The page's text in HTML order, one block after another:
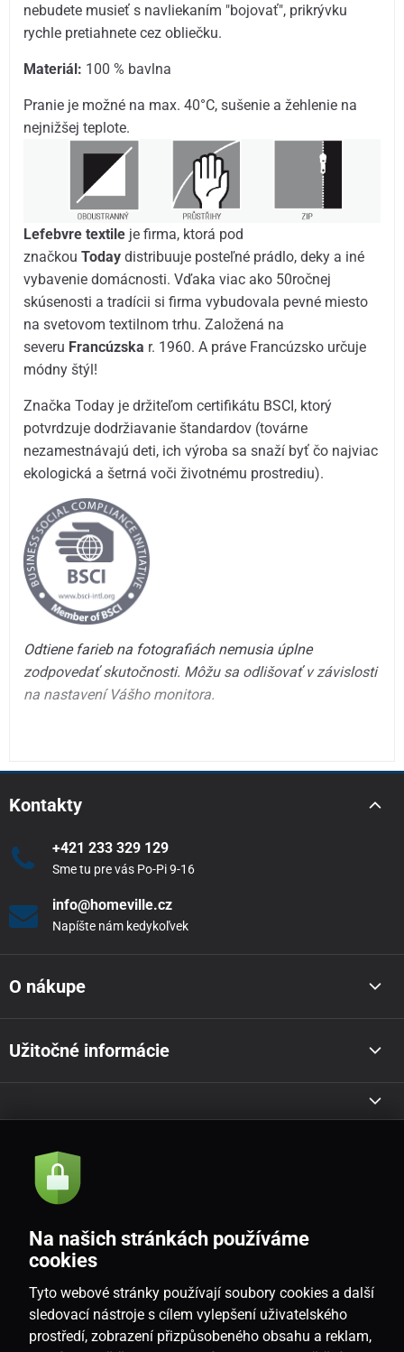
nebudete musieť s navliekaním "bojovať", prikrývku
rychle pretiahnete cez obliečku.
Materiál: 100 % bavlna
Pranie je možné na max. 40°C, sušenie a žehlenie na
nejnižšej teplote.
Lefebvre textile je firma, ktorá pod
značkouTodaydistribuuje posteľné prádlo, deky a iné
vybavenie domácnosti. Vďaka viac ako 50ročnej
skúsenosti a tradícii si firma vybudovala pevné miesto
na svetovom textilnom trhu. Založená na
severu Francúzska r. 1960. A práve Francúzsko určuje
módny štýl!
Značka Today je držiteľom certifikátu BSCI, ktorý
potvrdzuje dodržiavanie štandardov (továrne
nezamestnávajú deti, ich výroba sa snaží byť čo najviac
ekologická a šetrná voči životnému prostrediu).
Odtiene farieb na fotografiách nemusia úplne
zodpovedať skutočnosti. Môžu sa odlišovať v závislosti
na nastavení Vášho monitora.
Kontakty
+421 233 329 129
Sme tu pre vás Po-Pi 9-16
info@homeville.cz
Napíšte nám kedykoľvek
O nákupe
Užitočné informácie
Akcie a novinky e-mailom
Souhlasím sezásadami zpracování osobních údajů
SK
Na našich stránkách používáme
cookies
Tyto webové stránky používají soubory cookies a další
sledovací nástroje s cílem vylepšení uživatelského
prostředí, zobrazení přizpůsobeného obsahu a reklam,